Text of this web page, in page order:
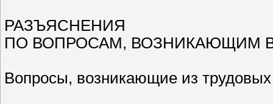
РАЗЪЯСНЕНИЯ
ПО ВОПРОСАМ, ВОЗНИКАЮЩИМ
Вопросы, возникающие из